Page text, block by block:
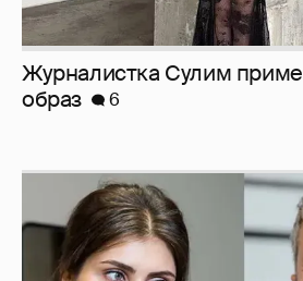
Журналистка Сулим
образ
6